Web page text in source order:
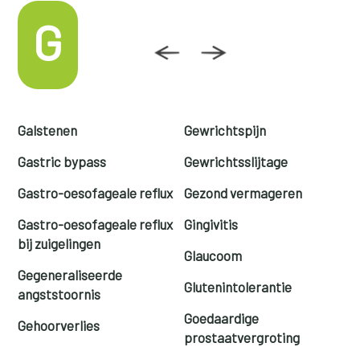
G
Galstenen
Gastric bypass
Gastro-oesofageale reflux
Gastro-oesofageale reflux
bij zuigelingen
Gegeneraliseerde
angststoornis
Gehoorverlies
Gewrichtspijn
Gewrichtsslijtage
Gezond vermageren
Gingivitis
Glaucoom
Glutenintolerantie
Goedaardige
prostaatvergroting